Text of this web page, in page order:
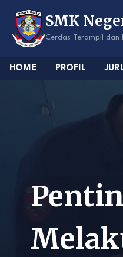
content
SMK
Cerdas Terampil dan
HOME PROFIL